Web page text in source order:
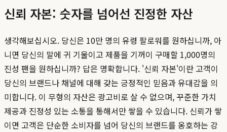
신뢰 자본: 숫자를 넘어선 진정한 자산
생각해보십시오. 당신은 10만 명의 유령 팔로워를 원하십니까, 아
니면 당신의 말에 귀 기울이고 제품을 기꺼이 구매할 1,000명의
진성 팬을 원하십니까? 답은 명확합니다. '신뢰 자본'이란 고객이
당신의 브랜드나 채널에 대해 갖는 긍정적인 믿음과 유대감을 의
미합니다. 이 무형의 자산은 광고비로 살 수 없으며, 꾸준한 가치
제공과 진정성 있는 소통을 통해서만 쌓을 수 있습니다. 신뢰가 쌓
이면 고객은 단순한 소비자를 넘어 당신의 브랜드를 옹호하는 강